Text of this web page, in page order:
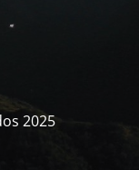
2025